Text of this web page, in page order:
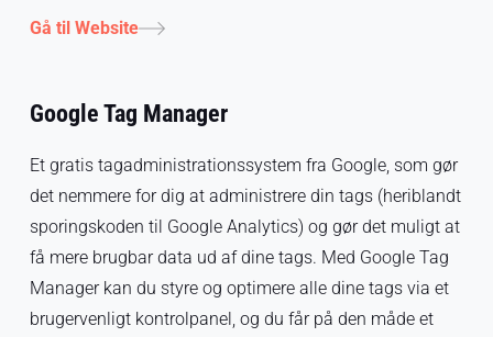
Gå til Website
Google Tag Manager
Et gratis tagadministrationssystem fra Google, som gør
det nemmere for dig at administrere din tags (heriblandt
sporingskoden til Google Analytics) og gør det muligt at
få mere brugbar data ud af dine tags. Med Google Tag
Manager kan du styre og optimere alle dine tags via et
brugervenligt kontrolpanel, og du får på den måde et